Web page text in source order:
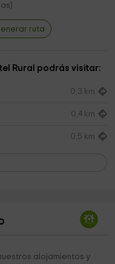
)
ruta
Rural podrás visitar:
0,3 km
0,4 km
0,5 km
1,2 km
alojamientos y